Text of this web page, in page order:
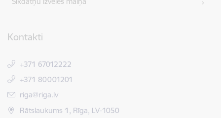
Kontakti
+371 67012222
+371 80001201
E-pasts:
riga@riga.lv
Rātslaukums 1, Rīga, LV-1050